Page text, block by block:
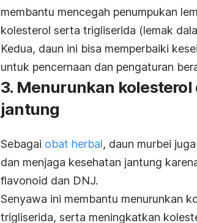
membantu mencegah penumpukan
kolesterol serta trigliserida (lemak
Kedua, daun ini bisa memperbaiki
untuk pencernaan dan pengaturan
3. Menurunkan
jantung
Sebagai obat herbal, daun murbei
dan menjaga kesehatan jantung
flavonoid dan DNJ.
Senyawa ini membantu menurunkan
trigliserida, serta meningkatkan